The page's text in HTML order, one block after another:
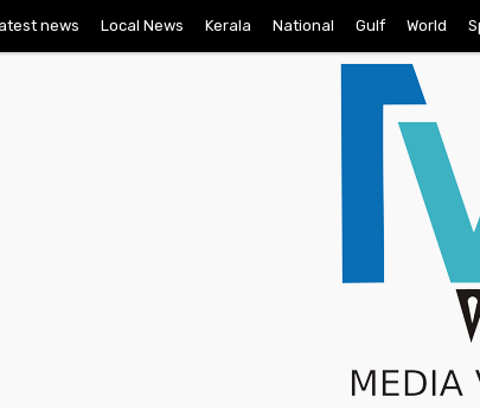
news Local News Kerala National Gulf World